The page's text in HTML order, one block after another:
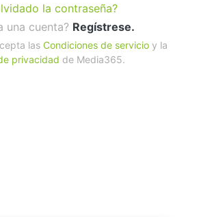
la contraseña?
una cuenta? Regístrese.
las Condiciones de servicioy la
privacidad de Media365.